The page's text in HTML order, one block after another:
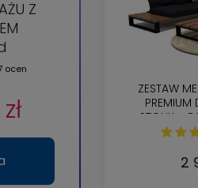
Z
ocen
ZESTAW
PREMIUM
STOLIK +
TARAS /
2